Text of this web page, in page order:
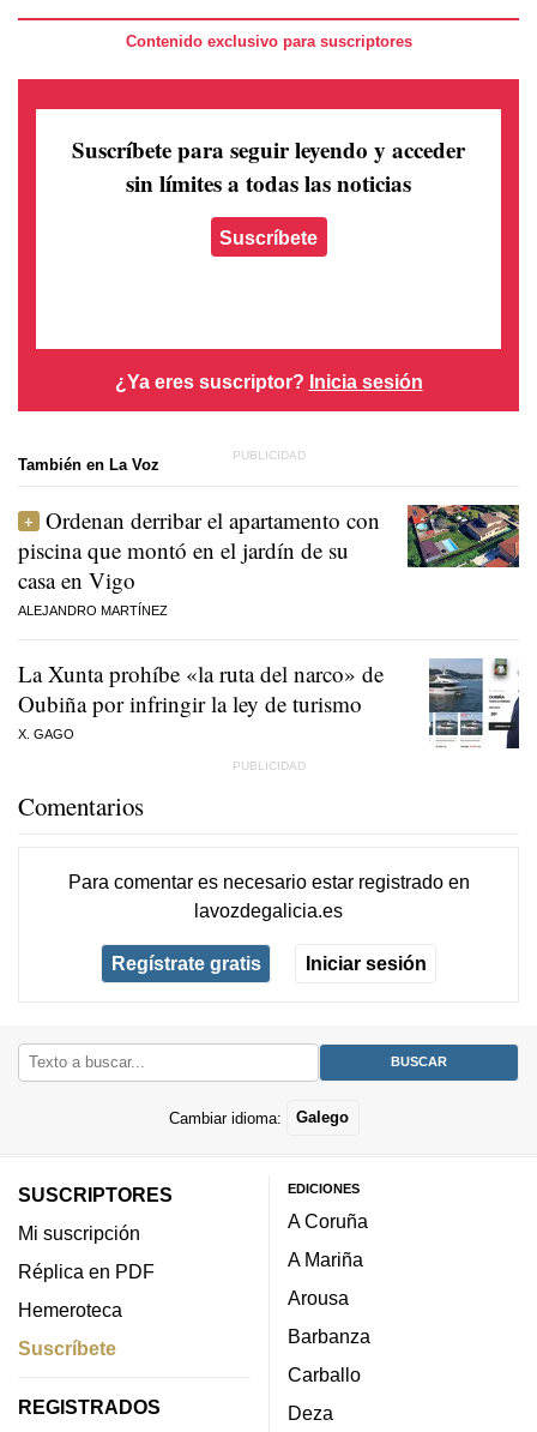
Contenido exclusivo para suscriptores
Suscríbete para seguir leyendo y acceder
sin límites a todas las noticias
Suscríbete
¿Ya eres suscriptor? Inicia sesión
También en La Voz
Ordenan derribar el apartamento con
piscina que montó en el jardín de su
casa en Vigo
ALEJANDRO MARTÍNEZ
La Xunta prohíbe «la ruta del narco» de
Oubiña por infringir la ley de turismo
X. GAGO
Comentarios
Para comentar es necesario estar registradoen
lavozdegalicia.es
Regístrate gratis Iniciar sesión
Cambiar idioma: Galego
SUSCRIPTORES
Mi suscripción
Réplica en PDF
Hemeroteca
Suscríbete
REGISTRADOS
EDICIONES
A Coruña
A Mariña
Arousa
Barbanza
Carballo
Deza